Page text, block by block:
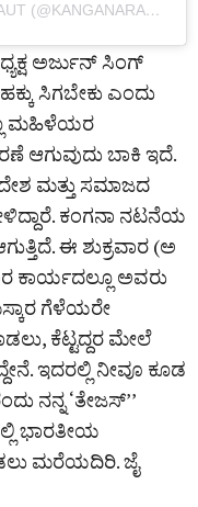
A POST SHARED BY KANGANA RANAUT (@KANGANARANAUT)
ಅರ್ಜುನ್​ ಸಿಂಗ್​
ಸಿಗಬೇಕು ಎಂದು
ಮಹಿಳೆಯರ
ಆಗುವುದು ಬಾಕಿ ಇದೆ.
ಮತ್ತು ಸಮಾಜದ
ಕಂಗನಾ​ ನಟನೆಯ
ಈ ಶುಕ್ರವಾರ (ಅ
ಕಾರ್ಯದಲ್ಲೂ ಅವರು
ಗೆಳೆಯರೇ
ಕೆಟ್ಟದ್ದರ ಮೇಲೆ
ಇದರಲ್ಲಿ ನೀವೂ ಕೂಡ
ನನ್ನ ‘ತೇಜಸ್’’
ಭಾರತೀಯ
ಮರೆಯದಿರಿ. ಜೈ